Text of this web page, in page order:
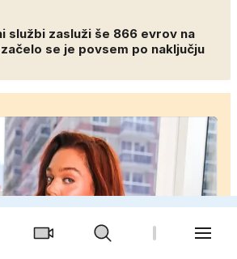
službi zasluži še 866 evrov na
se je povsem po naključju